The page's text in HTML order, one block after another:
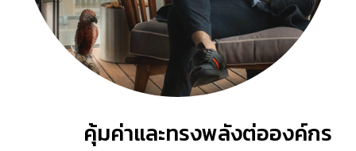
คุ้มค่าและทรงพลังต่อองค์กร